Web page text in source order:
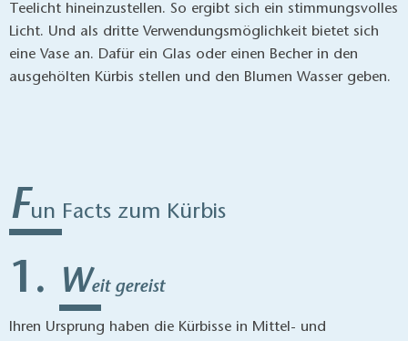
Teelicht hineinzustellen. So ergibt sich ein stimmungsvolles
Licht. Und als dritte Verwendungsmöglichkeit bietet sich
eine Vase an. Dafür ein Glas oder einen Becher in den
ausgehölten Kürbis stellen und den Blumen Wasser geben.
Fun Facts zum Kürbis
Weit gereist
Ihren Ursprung haben die Kürbisse in Mittel- und